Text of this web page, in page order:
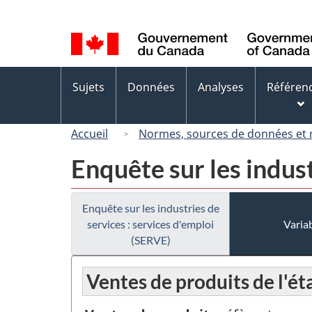
de
la
langue
des
Sujets Données Analyses
Accueil Normes, sources de données et
Enquête sur les
Enquête sur les industries de
services : services d'emploi
(SERVE)
Ventes de produits de